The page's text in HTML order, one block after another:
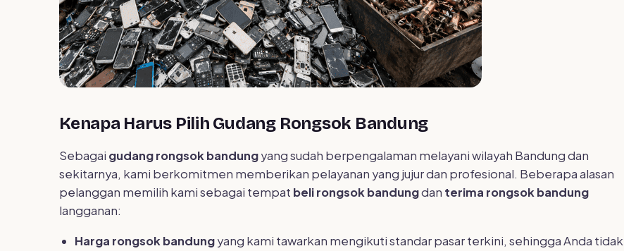
Kenapa Harus Pilih Gudang Rongsok Bandung
Sebagai gudang rongsok bandungyang sudah berpengalaman melayani wilayah Bandung dan
sekitarnya, kami berkomitmen memberikan pelayanan yang jujur dan profesional. Beberapa alasan
pelanggan memilih kami sebagai tempat beli rongsok bandungdan terima rongsok bandung
langganan:
Harga rongsok bandungyang kami tawarkan mengikuti standar pasar terkini, sehingga Anda tidak